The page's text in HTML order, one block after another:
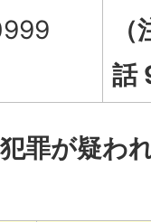
話
罪が疑わ